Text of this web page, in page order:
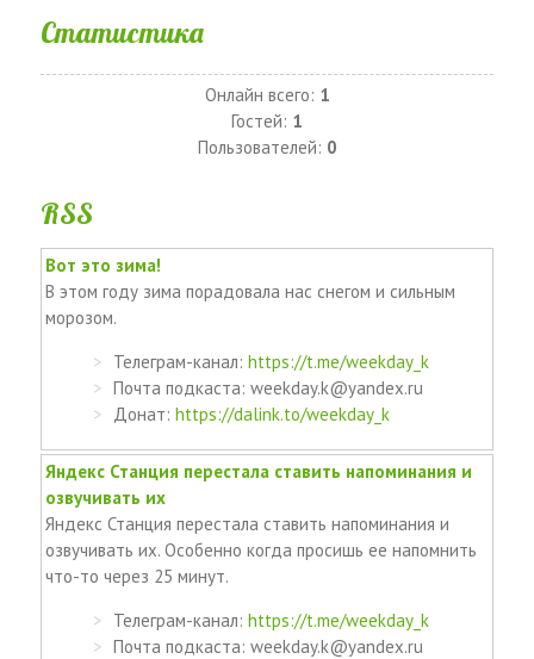
Статистика
Онлайн всего: 1
Гостей: 1
Пользователей: 0
RSS
Вот это зима!
В этом году зима порадовала нас снегом и сильным
морозом.
Телеграм-канал: https://t.me/weekday_k
Почта подкаста: weekday.k@yandex.ru
Донат: https://dalink.to/weekday_k
Яндекс Станция перестала ставить напоминания и
озвучивать их
Яндекс Станция перестала ставить напоминания и
озвучивать их. Особенно когда просишь ее напомнить
что-то через 25 минут.
Телеграм-канал: https://t.me/weekday_k
Почта подкаста: weekday.k@yandex.ru